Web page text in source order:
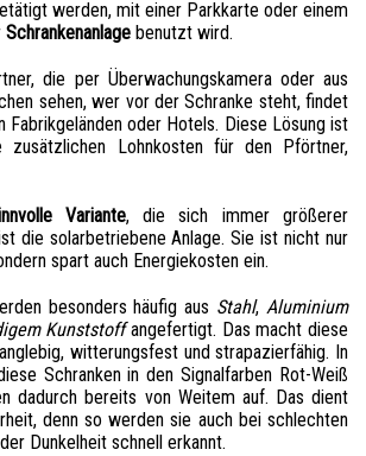
werden, mit einer Parkkarte oder einem
Schrankenanlage benutzt wird.
die per Überwachungskamera oder aus
sehen, wer vor der Schranke steht, findet
Fabrikgeländen oder Hotels. Diese Lösung ist
zusätzlichen Lohnkosten für den Pförtner,
Variante, die sich immer größerer
die solarbetriebene Anlage. Sie ist nicht nur
spart auch Energiekosten ein.
besonders häufig aus Stahl,Aluminium
Kunststoffangefertigt. Das macht diese
witterungsfest und strapazierfähig. In
Schranken in den Signalfarben Rot-Weiß
dadurch bereits von Weitem auf. Das dient
denn so werden sie auch bei schlechten
Dunkelheit schnell erkannt.